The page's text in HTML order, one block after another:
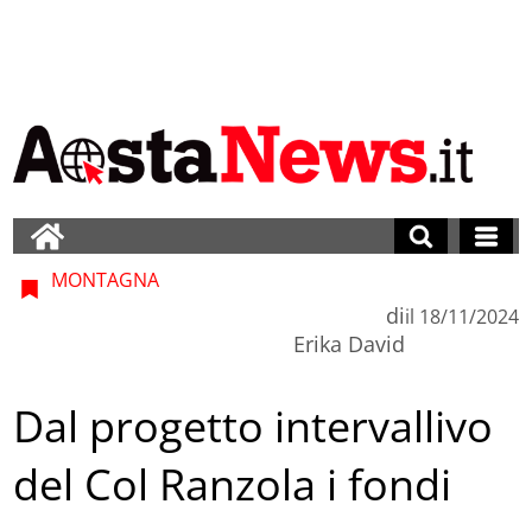
MONTAGNA
di
Erika David
il 18/11/2024
Dal progetto intervallivo
del Col Ranzola i fondi